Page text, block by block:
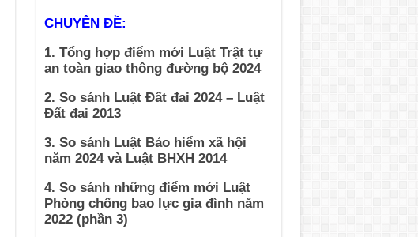
CHUYÊN ĐỀ:
1. Tổng hợp điểm mới Luật Trật tự
an toàn giao thông đường bộ 2024
2. So sánh Luật Đất đai 2024 – Luật
Đất đai 2013
3. So sánh Luật Bảo hiểm xã hội
năm 2024 và Luật BHXH 2014
4. So sánh những điểm mới Luật
Phòng chống bao lực gia đình năm
2022 (phần 3)